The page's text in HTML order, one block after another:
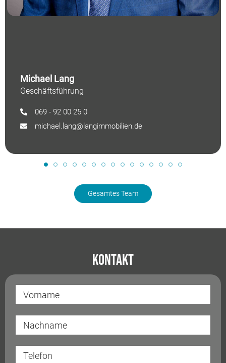
Michael Lang
Geschäftsführung
069 - 92 00 25 0
michael.lang@langimmobilien.de
Gesamtes Team
Kontakt